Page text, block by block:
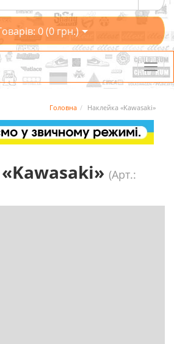
0 (0 грн.)
Головна Наклейка «Kawasaki»
(Арт.: